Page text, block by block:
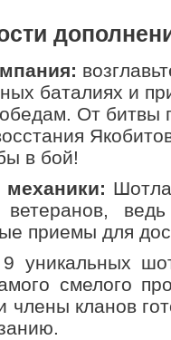
баталиях и
От
в бой!
приемы для
9 уникальных
смелого
члены кланов